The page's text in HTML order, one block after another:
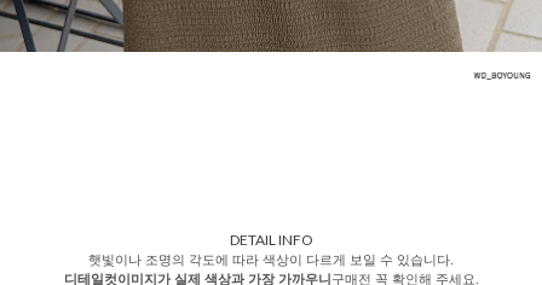
DETAIL INFO
햇빛이나 조명의 각도에 따라 색상이 다르게 보일 수 있습니다.
디테일컷이미지가 실제 색상과 가장 가까우니구매전 꼭 확인해 주세요.